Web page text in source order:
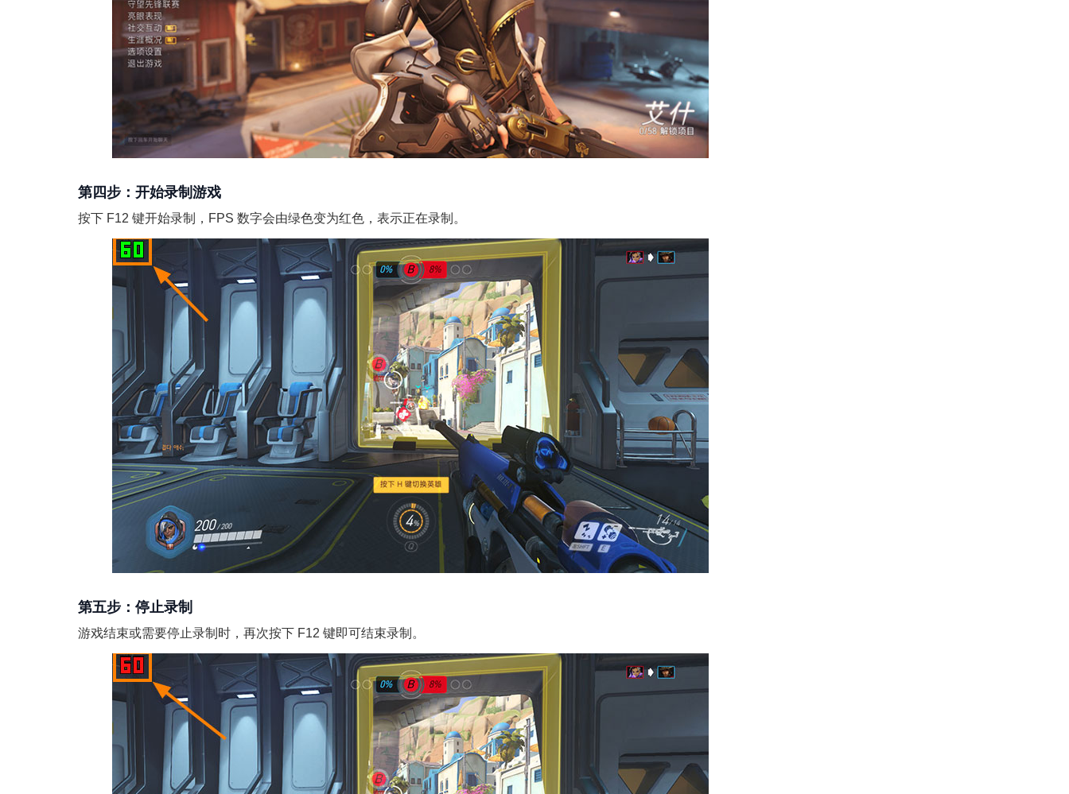
第四步：开始录制游戏
按下 F12 键开始录制，FPS 数字会由绿色变为红色，表示正在录制。
第五步：停止录制
游戏结束或需要停止录制时，再次按下 F12 键即可结束录制。